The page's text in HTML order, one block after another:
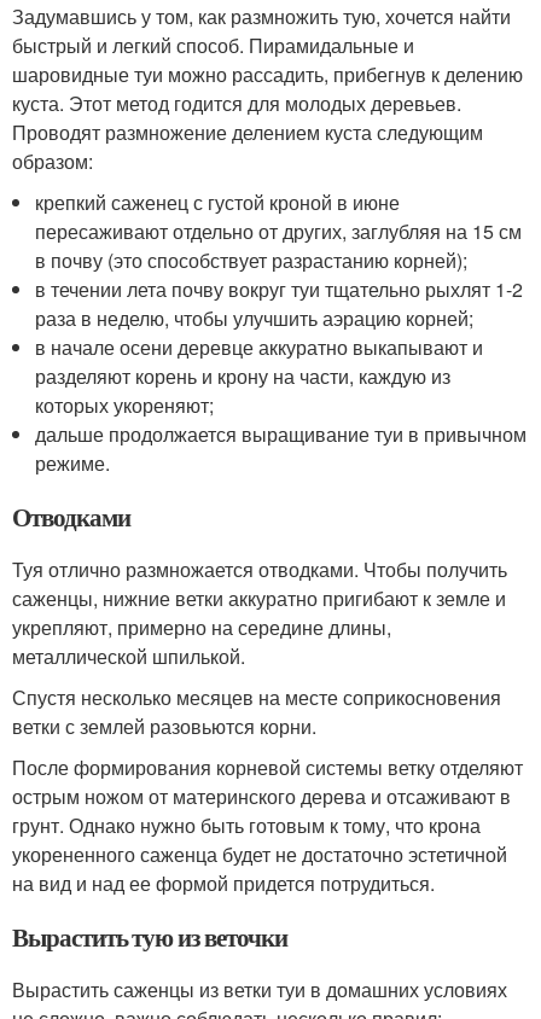
Задумавшись у том, как размножить тую, хочется найти
быстрый и легкий способ. Пирамидальные и
шаровидные туи можно рассадить, прибегнув к делению
куста. Этот метод годится для молодых деревьев.
Проводят размножение делением куста следующим
образом:
крепкий саженец с густой кроной в июне
пересаживают отдельно от других, заглубляя на 15 см
в почву (это способствует разрастанию корней);
в течении лета почву вокруг туи тщательно рыхлят 1-2
раза в неделю, чтобы улучшить аэрацию корней;
в начале осени деревце аккуратно выкапывают и
разделяют корень и крону на части, каждую из
которых укореняют;
дальше продолжается выращивание туи в привычном
режиме.
Отводками
Туя отлично размножается отводками. Чтобы получить
саженцы, нижние ветки аккуратно пригибают к земле и
укрепляют, примерно на середине длины,
металлической шпилькой.
Спустя несколько месяцев на месте соприкосновения
ветки с землей разовьются корни.
После формирования корневой системы ветку отделяют
острым ножом от материнского дерева и отсаживают в
грунт. Однако нужно быть готовым к тому, что крона
укорененного саженца будет не достаточно эстетичной
на вид и над ее формой придется потрудиться.
Вырастить тую из веточки
Вырастить саженцы из ветки туи в домашних условиях